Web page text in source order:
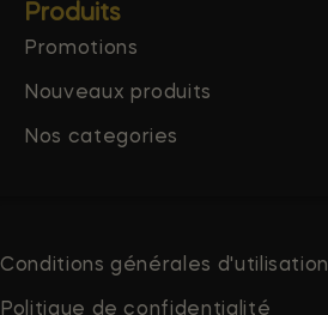
Produits
Promotions
Nouveaux produits
Nos categories
Conditions générales d'utilisation
Politique de confidentialité